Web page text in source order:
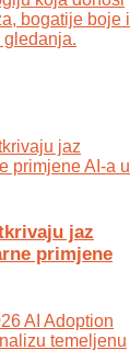
bogatije boje i
gledanja.
jaz
primjene
AI Adoption
temeljenu